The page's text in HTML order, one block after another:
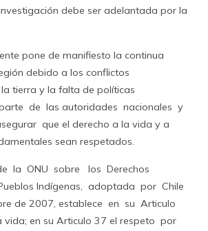
debe ser adelantada por la
pone de manifiesto la continua
debido a los conflictos
tierra y la falta de políticas
de las autoridades nacionales y
que el derecho a la vida y a
sean respetados.
la ONU sobre los Derechos
Indígenas, adoptada por Chile
de 2007, establece en su Articulo
en su Articulo 37 el respeto por